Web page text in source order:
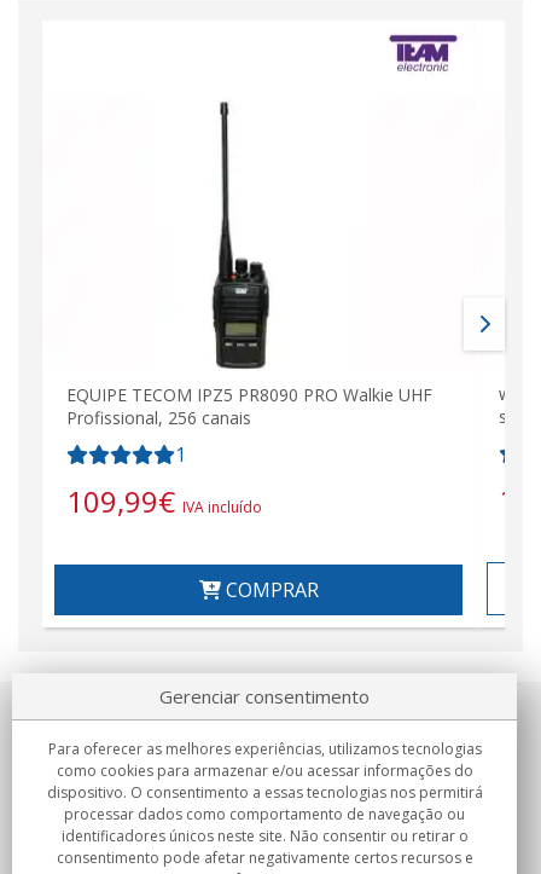
EQUIPE TECOM IPZ5 PR8090 PRO Walkie UHF
Profissional, 256 canais
1
109,99€ IVA incluído
COMPRAR
sem
Sobre nosotros
Compromissos
Compras
Gerenciar consentimento
Para oferecer as melhores experiências, utilizamos tecnologias
como cookies para armazenar e/ou acessar informações do
dispositivo. O consentimento a essas tecnologias nos permitirá
processar dados como comportamento de navegação ou
identificadores únicos neste site. Não consentir ou retirar o
consentimento pode afetar negativamente certos recursos e